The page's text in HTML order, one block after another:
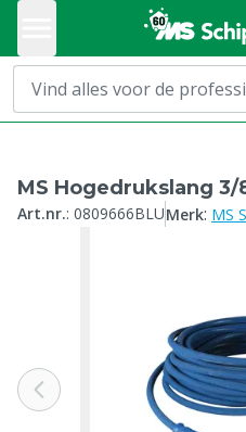
MS Hogedrukslang 3/
Art.nr.: 0809666BLUMerk: MS